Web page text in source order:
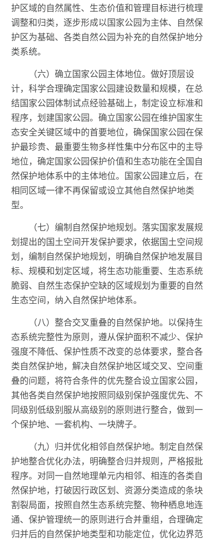
护区域的自然属性、生态价值和管理目标进行梳理
调整和归类，逐步形成以国家公园为主体、自然保
护区为基础、各类自然公园为补充的自然保护地分
类系统。
（六）确立国家公园主体地位。做好顶层设
计，科学合理确定国家公园建设数量和规模，在总
结国家公园体制试点经验基础上，制定设立标准和
程序，划建国家公园。确立国家公园在维护国家生
态安全关键区域中的首要地位，确保国家公园在保
护最珍贵、最重要生物多样性集中分布区中的主导
地位，确定国家公园保护价值和生态功能在全国自
然保护地体系中的主体地位。国家公园建立后，在
相同区域一律不再保留或设立其他自然保护地类
型。
（七）编制自然保护地规划。落实国家发展规
划提出的国土空间开发保护要求，依据国土空间规
划，编制自然保护地规划，明确自然保护地发展目
标、规模和划定区域，将生态功能重要、生态系统
脆弱、自然生态保护空缺的区域规划为重要的自然
生态空间，纳入自然保护地体系。
（八）整合交叉重叠的自然保护地。以保持生
态系统完整性为原则，遵从保护面积不减少、保护
强度不降低、保护性质不改变的总体要求，整合各
类自然保护地，解决自然保护地区域交叉、空间重
叠的问题，将符合条件的优先整合设立国家公园，
其他各类自然保护地按照同级别保护强度优先、不
同级别低级别服从高级别的原则进行整合，做到一
个保护地、一套机构、一块牌子。
（九）归并优化相邻自然保护地。制定自然保
护地整合优化办法，明确整合归并规则，严格报批
程序。对同一自然地理单元内相邻、相连的各类自
然保护地，打破因行政区划、资源分类造成的条块
割裂局面，按照自然生态系统完整、物种栖息地连
通、保护管理统一的原则进行合并重组，合理确定
归并后的自然保护地类型和功能定位，优化边界范